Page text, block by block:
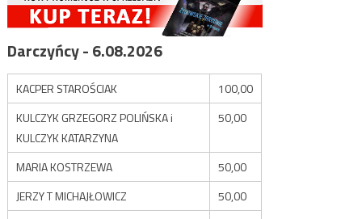
Darczyńcy - 6.08.2026
KACPER STAROŚCIAK
100,00
KULCZYK GRZEGORZ POLIŃSKA i
KULCZYK KATARZYNA
50,00
MARIA KOSTRZEWA
50,00
JERZY T MICHAJŁOWICZ
50,00